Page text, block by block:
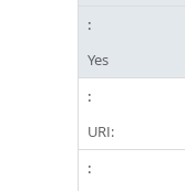
Yes
URI: